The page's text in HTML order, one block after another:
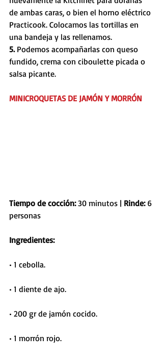
de ambas caras, o bien el horno eléctrico
Practicook. Colocamos las tortillas en
una bandeja y las rellenamos.
5. Podemos acompañarlas con queso
fundido, crema con ciboulette picada o
salsa picante.
MINICROQUETAS DE JAMÓN Y MORRÓN
Tiempo de cocción: 30 minutos | Rinde: 6
personas
Ingredientes:
• 1 cebolla.
• 1 diente de ajo.
• 200 gr de jamón cocido.
• 1 morrón rojo.